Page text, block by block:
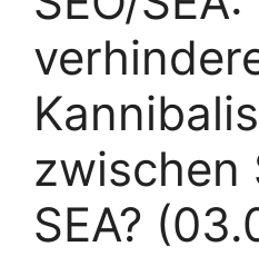
zwischen
SEA?